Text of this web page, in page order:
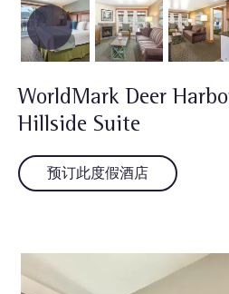
WorldMark Deer
Hillside Suite
预订此度假酒店